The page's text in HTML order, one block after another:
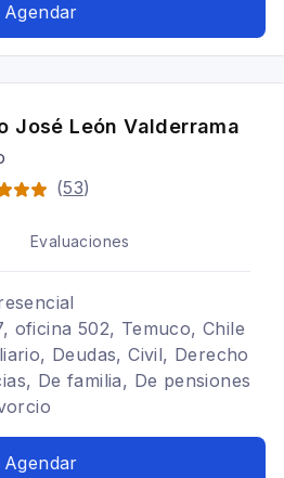
Agendar
José León Valderrama
(53)
Evaluaciones
oficina 502, Temuco, Chile
Deudas, Civil, Derecho
De familia, De pensiones
Agendar